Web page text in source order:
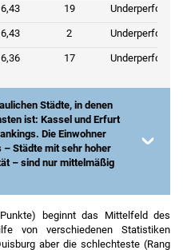
6,43 19 Underperformer
6,43 2 Underperformer
6,36 17 Underperformer
Städte, in denen
ist: Kassel und Erfurt
Die Einwohner
Städte mit sehr hoher
– sind nur mittelmäßig
Repräsentativität auf
beginnt das Mittelfeld des
von verschiedenen Statistiken
aber die schlechteste (Rang